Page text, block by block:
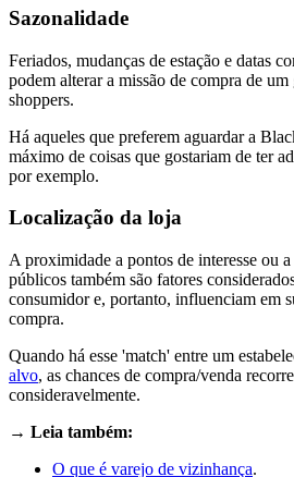
Sazonalidade
Feriados, mudanças de estação e datas
podem alterar a missão de compra de
shoppers.
Há aqueles que preferem aguardar a
máximo de coisas que gostariam de ter
por exemplo.
Localização da loja
A proximidade a pontos de interesse ou
públicos também são fatores
consumidor e, portanto, influenciam em
compra.
Quando há esse 'match' entre um
alvo, as chances de compra/venda
consideravelmente.
→ Leia também:
O que é varejo de vizinhança.